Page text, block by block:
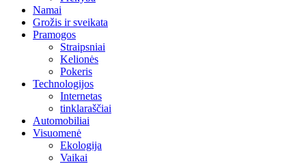
Namai
Grožis ir sveikata
Pramogos
Straipsniai
Kelionės
Pokeris
Technologijos
Internetas
tinklaraščiai
Automobiliai
Visuomenė
Ekologija
Vaikai